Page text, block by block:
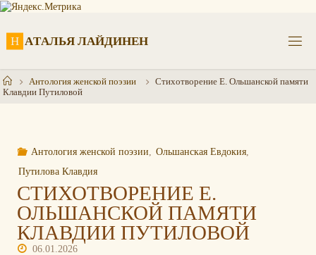
Перейти
Н АТАЛЬЯ ЛАЙДИНЕН
ГлавнаяАнтология женской поэзии
Стихотворение Е. Ольшанской памяти
Клавдии Путиловой
Антология женской поэзии Ольшанская Евдокия,
Путилова Клавдия
СТИХОТВОРЕНИЕ Е.
ОЛЬШАНСКОЙ ПАМЯТИ
КЛАВДИИ ПУТИЛОВОЙ
06.01.2026